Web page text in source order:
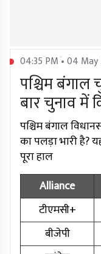
04:35 PM • 04
पश्चिम बंगाल
बार चुनाव में
पश्चिम बंगाल
का पलड़ा भारी है?
पूरा हाल
Alliance
टीएमसी+
बीजेपी